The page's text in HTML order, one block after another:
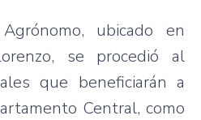
ubicado en
se procedió al
que beneficiarán a
Central, como